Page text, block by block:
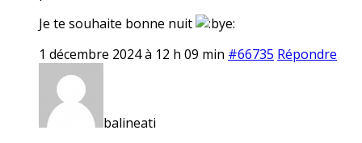
Je te souhaite bonne nuit
1 décembre 2024 à 12 h 09 min #66735 Répondre
balineati